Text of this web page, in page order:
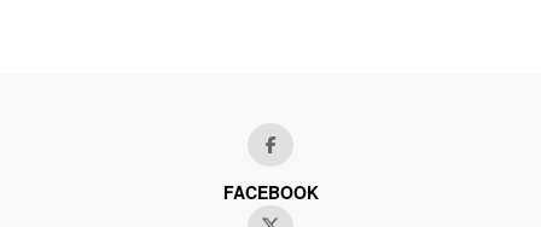
FACEBOOK